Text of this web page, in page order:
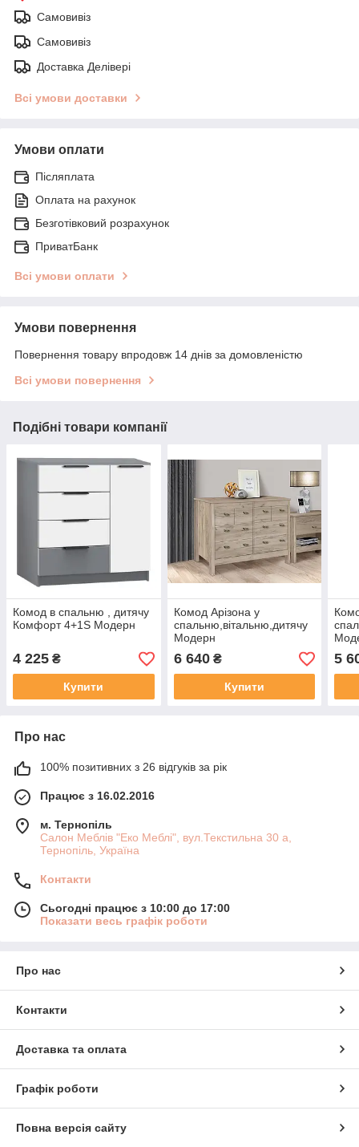
Самовивіз
Самовивіз
Доставка Делівері
Всі умови доставки
Умови оплати
Післяплата
Оплата на рахунок
Безготівковий розрахунок
ПриватБанк
Всі умови оплати
Умови повернення
Повернення товару впродовж 14 днів за домовленістю
Всі умови повернення
Подібні товари компанії
Комод в спальню , дитячу
Комфорт 4+1S Модерн
4 225 ₴
Купити
Комод Арізона у
спальню,вітальню,дитячу
Модерн
6 640₴
Купити
5
Про нас
100% позитивних з 26 відгуків за рік
Працює з 16.02.2016
м. Тернопіль
Салон Меблів "Еко Меблі", вул.Текстильна 30 а,
Тернопіль, Україна
Контакти
Сьогодні працює з 10:00 до 17:00
Показати весь графік роботи
Про нас
Контакти
Доставка та оплата
Графік роботи
Повна версія сайту